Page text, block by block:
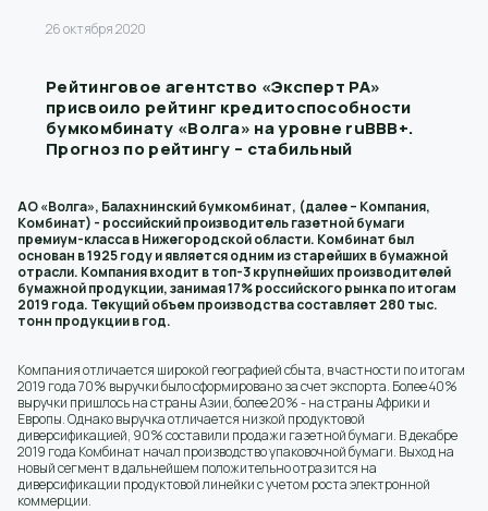
26 октября 2020
Рейтинговое агентство «Эксперт РА»
присвоило рейтинг кредитоспособности
бумкомбинату «Волга» на уровне ruВВВ+.
Прогноз по рейтингу – стабильный
АО «Волга», Балахнинский бумкомбинат, (далее – Компания,
Комбинат) - российский производитель газетной бумаги
премиум-класса в Нижегородской области. Комбинат был
основан в 1925 году и является одним из старейших в бумажной
отрасли. Компания входит в топ-3 крупнейших производителей
бумажной продукции, занимая 17% российского рынка по итогам
2019 года. Текущий объем производства составляет 280 тыс.
тонн продукции в год.
Компания отличается широкой географией сбыта, в частности по итогам
2019 года 70% выручки было сформировано за счет экспорта. Более 40%
выручки пришлось на страны Азии, более 20% - на страны Африки и
Европы. Однако выручка отличается низкой продуктовой
диверсификацией, 90% составили продажи газетной бумаги. В декабре
2019 года Комбинат начал производство упаковочной бумаги. Выход на
новый сегмент в дальнейшем положительно отразится на
диверсификации продуктовой линейки с учетом роста электронной
коммерции.